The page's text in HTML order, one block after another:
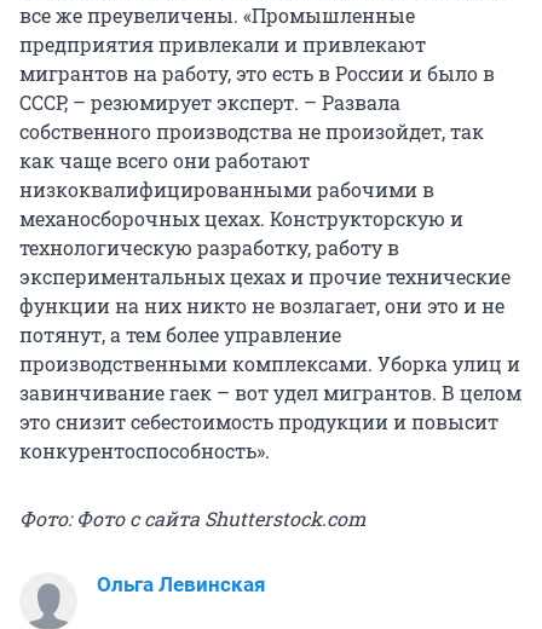
все же преувеличены. «Промышленные
предприятия привлекали и привлекают
мигрантов на работу, это есть в России и было в
СССР, – резюмирует эксперт. – Развала
собственного производства не произойдет, так
как чаще всего они работают
низкоквалифицированными рабочими в
механосборочных цехах. Конструкторскую и
технологическую разработку, работу в
экспериментальных цехах и прочие технические
функции на них никто не возлагает, они это и не
потянут, а тем более управление
производственными комплексами. Уборка улиц и
завинчивание гаек – вот удел мигрантов. В целом
это снизит себестоимость продукции и повысит
конкурентоспособность».
Фото: Фото с сайта Shutterstock.com
Ольга Левинская